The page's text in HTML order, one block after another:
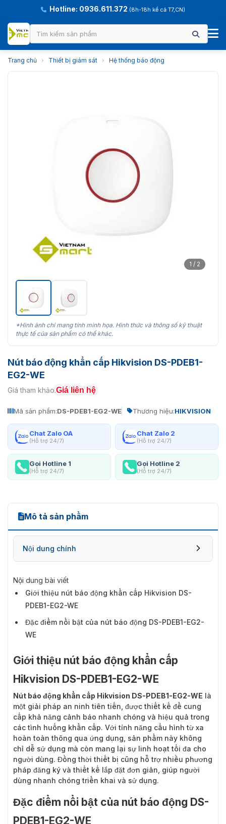
Hotline: 0936.611.372 (8h-18h kể cả T7,CN)
Trang chủ › Thiết bị giám sát › Hệ thống báo động
1 / 2
*Hình ảnh chỉ mang tính minh họa. Hình thức và thông số kỹ thuật
thực tế của sản phẩm có thể khác.
Nút báo động khẩn cấp Hikvision DS-PDEB1-
EG2-WE
Giá tham khảo:Giá liên hệ
Mã sản phẩm:DS-PDEB1-EG2-WE Thương hiệu:HIKVISION
Chat Zalo OA
(Hỗ trợ 24/7)
Chat Zalo 2
(Hỗ trợ 24/7)
Gọi Hotline 1
(Hỗ trợ 24/7)
Gọi Hotline 2
(Hỗ trợ 24/7)
Mô tả sản phẩm
Nội dung chính
Nội dung bài viết
Giới thiệu nút báo động khẩn cấp Hikvision DS-
PDEB1-EG2-WE
Đặc điểm nổi bật của nút báo động DS-PDEB1-EG2-
WE
Giới thiệu nút báo động khẩn cấp
Hikvision DS-PDEB1-EG2-WE
Nút báo động khẩn cấp Hikvision DS-PDEB1-EG2-WE là
một giải pháp an ninh tiên tiến, được thiết kế để cung
cấp khả năng cảnh báo nhanh chóng và hiệu quả trong
các tình huống khẩn cấp. Với tính năng cấu hình từ xa
hoàn toàn thông qua ứng dụng, sản phẩm này không
chỉ dễ sử dụng mà còn mang lại sự linh hoạt tối đa cho
người dùng. Đồng thời thiết bị cũng hỗ trợ nhiều phương
pháp đăng ký và thiết kế lắp đặt đơn giản, giúp người
dùng nhanh chóng triển khai và sử dụng.
Đặc điểm nổi bật của nút báo động DS-
PDEB1-EG2-WE